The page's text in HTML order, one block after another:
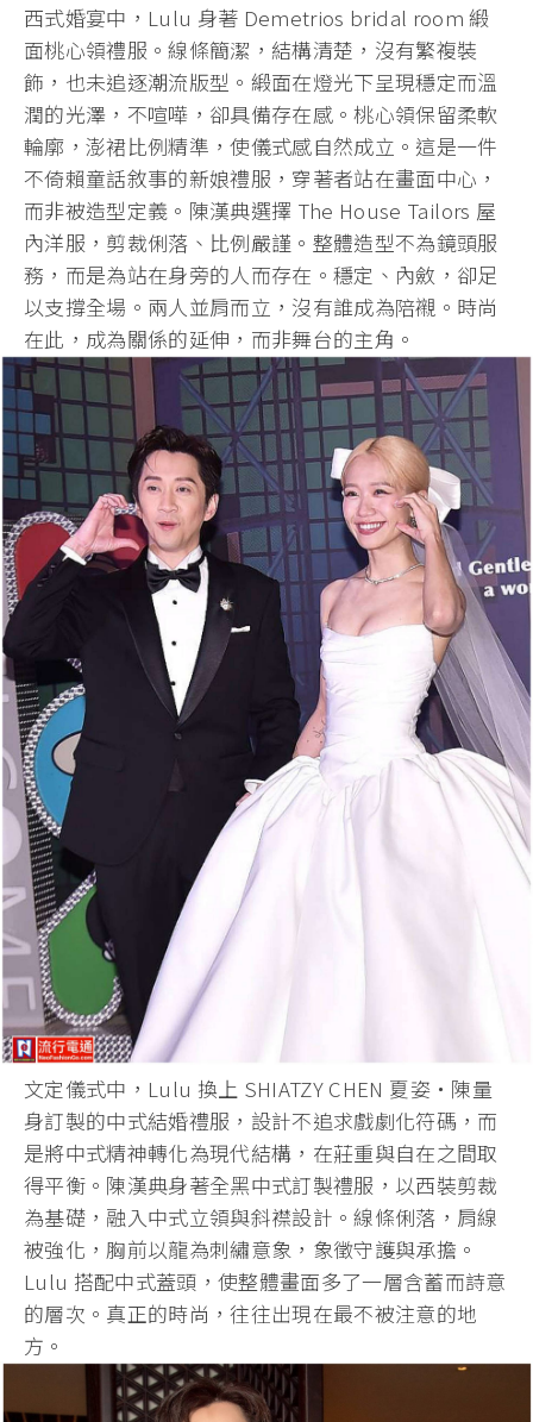
西式婚宴中，Lulu 身著 Demetrios bridal room 緞
面桃心領禮服。線條簡潔，結構清楚，沒有繁複裝
飾， 也未追逐潮流版型。緞面在燈光下呈現穩定而溫
潤的光澤，不喧嘩， 卻具備存在感。桃心領保留柔軟
輪廓，澎裙比例精準，使儀式感自然成立。這是一件
不倚賴童話敘事的新娘禮服， 穿著者站在畫面中心，
而非被造型定義。陳漢典選擇 The House Tailors 屋
內洋服，剪裁俐落、比例嚴謹。整體造型不為鏡頭服
務， 而是為站在身旁的人而存在。穩定、內斂，卻足
以支撐全場。 兩人並肩而立，沒有誰成為陪襯。時尚
在此，成為關係的延伸， 而非舞台的主角。
文定儀式中，Lulu 換上 SHIATZY CHEN 夏姿・陳量
身訂製的中式結婚禮服，設計不追求戲劇化符碼， 而
是將中式精神轉化為現代結構，在莊重與自在之間取
得平衡。 陳漢典身著全黑中式訂製禮服，以西裝剪裁
為基礎， 融入中式立領與斜襟設計。線條俐落，肩線
被強化， 胸前以龍為刺繡意象，象徵守護與承擔。
Lulu 搭配中式蓋頭，使整體畫面多了一層含蓄而詩意
的層次。 真正的時尚，往往出現在最不被注意的地
方。